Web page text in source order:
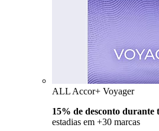
ALL Accor+ Voyager
15% de desconto durante
estadias em +30 marcas